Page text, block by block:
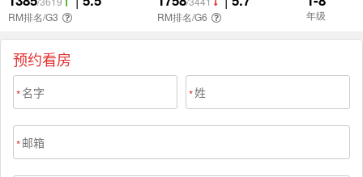
预约看房
* *
*